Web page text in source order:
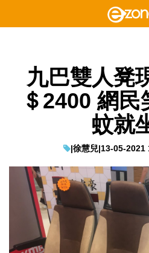
九巴雙人凳
＄2400 網
蚊就
|徐慧兒|13-05-2021